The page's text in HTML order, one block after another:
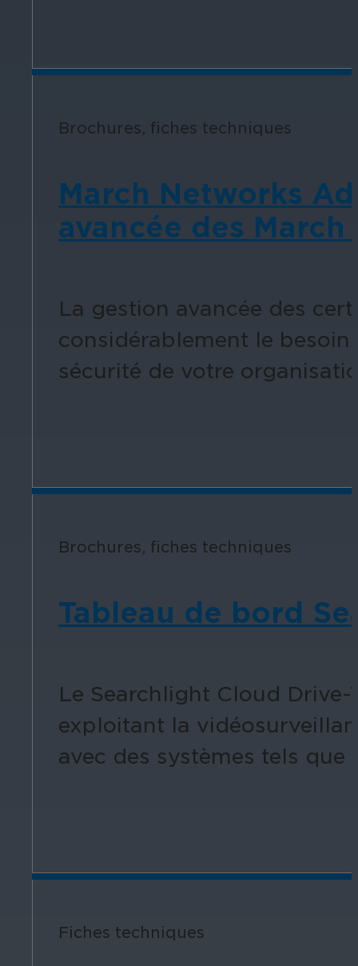
Brochures, fiches techniques
March Networks
avancée des
La gestion avancée des
considérablement le
sécurité de votre
Brochures, fiches techniques
Tableau de bord
Le Searchlight Cloud
exploitant la
avec des systèmes tels que
Fiches techniques